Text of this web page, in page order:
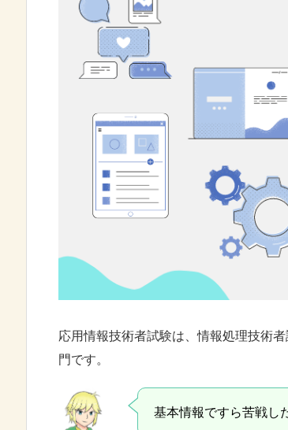
応用情報技術者試験は、情報処理技術者
門です。
基本情報ですら苦戦し